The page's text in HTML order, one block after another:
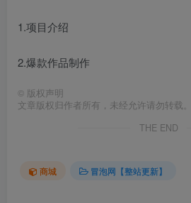
1.项目介绍
2.爆款作品制作
© 版权声明
文章版权归作者所有，未经允许请勿转载。
THE END
商城 冒泡网【整站更新】